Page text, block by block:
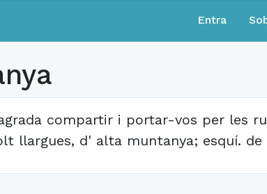
Entra
compartir i portar-vos per les
llargues, d' alta muntanya; esquí.